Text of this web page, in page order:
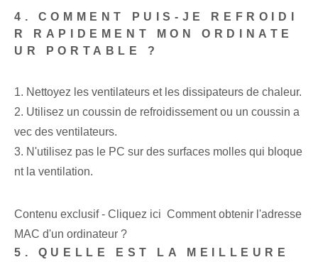
4. COMMENT PUIS-JE REFROIDI
R RAPIDEMENT MON ORDINATE
UR PORTABLE ?
1. Nettoyez les ventilateurs et les dissipateurs de chaleur.
2. Utilisez un coussin de refroidissement ou un coussin a
vec des ventilateurs.
3. N'utilisez pas le PC sur des surfaces molles qui bloque
nt la ventilation.
Contenu exclusif - Cliquez ici Comment obtenir l'adresse
MAC d'un ordinateur ?
5. QUELLE EST LA MEILLEURE